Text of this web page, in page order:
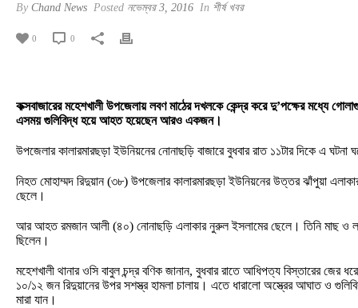
By Chand News Posted নভেম্বর 3, 2016 In শীর্ষ খবর
0 0
কক্সবাজারের মহেশখালী উপজেলায় লবণ মাঠের দখলকে কেন্দ্র করে দু’পক্ষের মধ্যে
এসময় গুলিবিদ্ধ হয়ে আহত হয়েছেন আরও একজন।
উপজেলার কালারমারছড়া ইউনিয়নের নোনাছড়ি বাজারে বুধবার রাত ১১টার দিকে এ ঘটনা
নিহত মোহাম্মদ রিদুয়ান (৩৮) উপজেলার কালারমারছড়া ইউনিয়নের উত্তর ঝাঁপুয়া
ছেলে।
আর আহত রমজান আলী (৪০) নোনাছড়ি এলাকার নুরুল ইসলামের ছেলে। তিনি মাছ ও
ছিলেন।
মহেশখালী থানার ওসি বাবুল চন্দ্র বণিক জানান, বুধবার রাতে আধিপত্য বিস্তারের জের
১০/১২ জন রিদুয়ানের উপর সশস্ত্র হামলা চালায়। এতে ধারালো অস্ত্রের আঘাত ও
মারা যান।